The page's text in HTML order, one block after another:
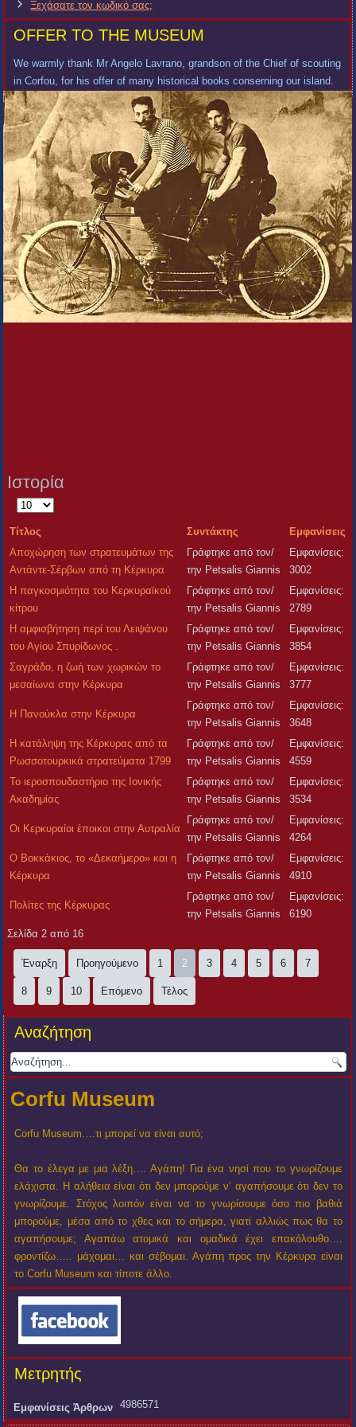
Ξεχάσατε τον κωδικό σας;
OFFER TO THE MUSEUM
We warmly thank Mr Angelo Lavrano, grandson of the Chief of scouting
in Corfou, for his offer of many historical books conserning our island.
Ιστορία
Εμφάνιση
Τίτλος Συντάκτης
Εμφανίσεις
Αποχώρηση των στρατευμάτων της
Αντάντε-Σέρβων από τη Κέρκυρα
Γράφτηκε από τον/
την Petsalis Giannis
Εμφανίσεις:
3002
Η παγκοσμιότητα του Κερκυραϊκού
κίτρου
Γράφτηκε από τον/
την Petsalis Giannis
Εμφανίσεις:
2789
Η αμφισβήτηση περί του Λειψάνου
του Αγίου Σπυρίδωνος .
Γράφτηκε από τον/
την Petsalis Giannis
Εμφανίσεις:
3854
Σαγράδο, η ζωή των χωρικών το
μεσαίωνα στην Κέρκυρα
Γράφτηκε από τον/
την Petsalis Giannis
Εμφανίσεις:
3777
H Πανούκλα στην Κέρκυρα
Γράφτηκε από τον/
την Petsalis Giannis
Εμφανίσεις:
3648
H κατάληψη της Κέρκυρας από τα
Ρωσσοτουρκικά στρατεύματα 1799
Γράφτηκε από τον/
την Petsalis Giannis
Εμφανίσεις:
4559
Το ιεροσπουδαστήριο της Ιονικής
Ακαδημίας
Γράφτηκε από τον/
την Petsalis Giannis
Εμφανίσεις:
3534
Οι Κερκυραίοι έποικοι στην Αυτραλία
Γράφτηκε από τον/
την Petsalis Giannis
Εμφανίσεις:
4264
Ο Βοκκάκιος, το «Δεκαήμερο» και η
Κέρκυρα
Γράφτηκε από τον/
την Petsalis Giannis
Εμφανίσεις:
4910
Πολίτες της Κέρκυρας
Γράφτηκε από τον/
την Petsalis Giannis
Εμφανίσεις:
6190
Σελίδα 2 από 16
Έναρξη Προηγούμενο 1 2 3 4 5 6 7
8 9 10 Επόμενο Τέλος
Αναζήτηση
Corfu Museum
Corfu Museum….τι μπορεί να είναι αυτό;
Θα το έλεγα με μια λέξη…. Αγάπη! Για ένα νησί που το γνωρίζουμε
ελάχιστα. Η αλήθεια είναι ότι δεν μπορούμε ν’ αγαπήσουμε ότι δεν το
γνωρίζουμε. Στόχος λοιπόν είναι να το γνωρίσουμε όσο πιο βαθιά
μπορούμε, μέσα από το χθες και το σήμερα, γιατί αλλιώς πως θα το
αγαπήσουμε; Αγαπάω ατομικά και ομαδικά έχει επακόλουθο….
φροντίζω….. μάχομαι… και σέβομαι. Αγάπη προς την Κέρκυρα είναι
το Corfu Museum και τίποτε άλλο.
Μετρητής
Εμφανίσεις Άρθρων 4986571